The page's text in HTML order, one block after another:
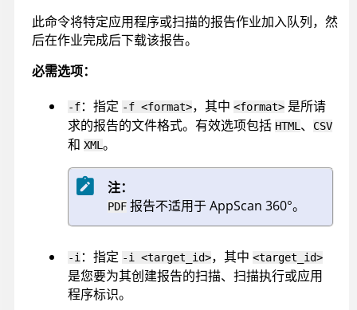
此命令将特定应用程序或扫描的报告作业加入队列，然
后在作业完成后下载该报告。
必需选项：
-f：指定 -f <format>，其中 <format> 是所请
求的报告的文件格式。有效选项包括 HTML 、 CSV
和 XML 。
注：
PDF 报告不适用于AppScan 360°。
-i ：指定 -i <target_id>，其中 <target_id>
是您要为其创建报告的扫描、扫描执行或应用
程序标识。